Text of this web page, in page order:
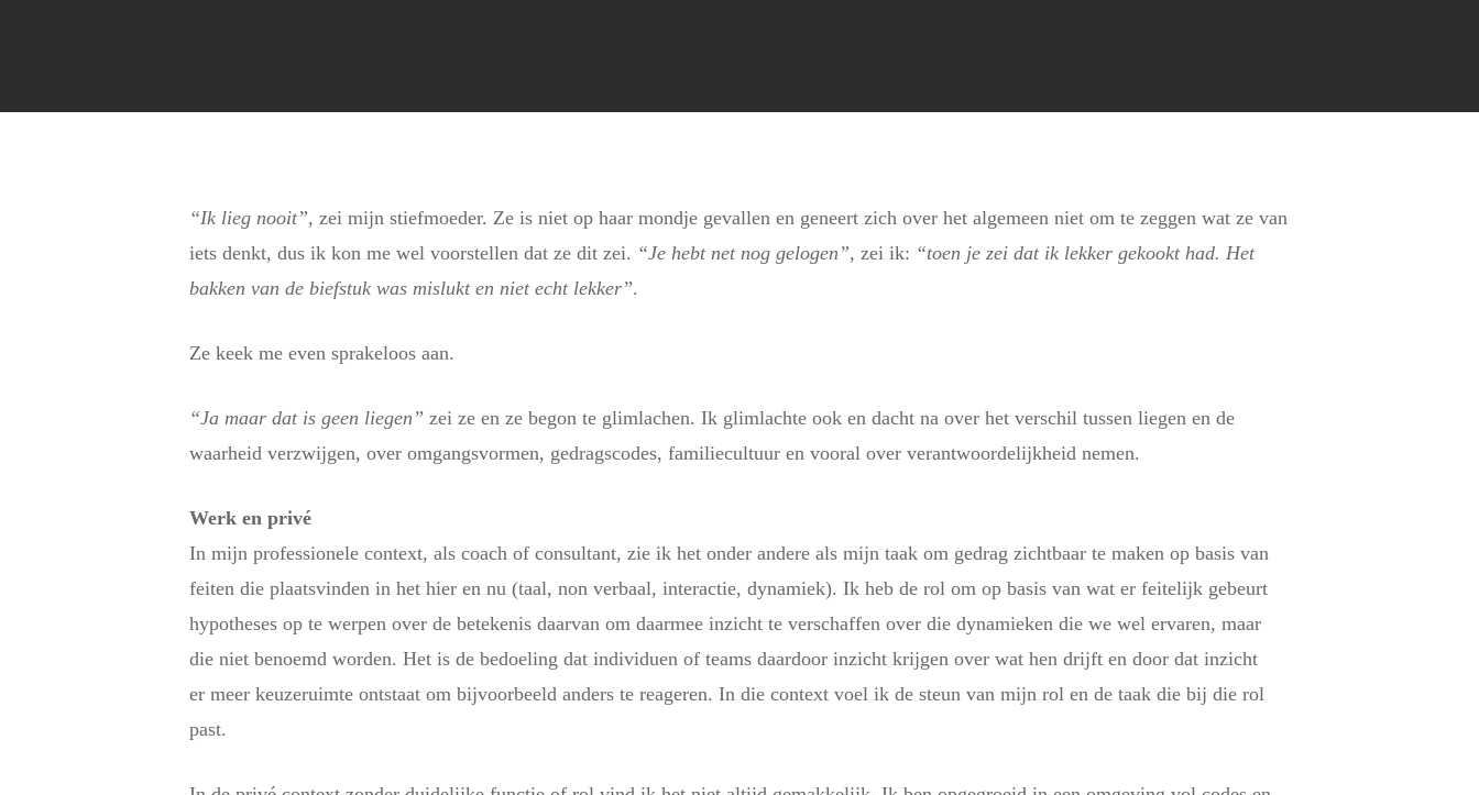
“Ik lieg nooit”, zei mijn stiefmoeder. Ze is niet op haar mondje gevallen en geneert zich over het algemeen niet om te zeggen wat ze van
iets denkt, dus ik kon me wel voorstellen dat ze dit zei. “Je hebt net nog gelogen”, zei ik: “toen je zei dat ik lekker gekookt had. Het
bakken van de biefstuk was mislukt en niet echt lekker”.
Ze keek me even sprakeloos aan.
“Ja maar dat is geen liegen” zei ze en ze begon te glimlachen. Ik glimlachte ook en dacht na over het verschil tussen liegen en de
waarheid verzwijgen, over omgangsvormen, gedragscodes, familiecultuur en vooral over verantwoordelijkheid nemen.
Werk en privé
In mijn professionele context, als coach of consultant, zie ik het onder andere als mijn taak om gedrag zichtbaar te maken op basis van
feiten die plaatsvinden in het hier en nu (taal, non verbaal, interactie, dynamiek). Ik heb de rol om op basis van wat er feitelijk gebeurt
hypotheses op te werpen over de betekenis daarvan om daarmee inzicht te verschaffen over die dynamieken die we wel ervaren, maar
die niet benoemd worden. Het is de bedoeling dat individuen of teams daardoor inzicht krijgen over wat hen drijft en door dat inzicht
er meer keuzeruimte ontstaat om bijvoorbeeld anders te reageren. In die context voel ik de steun van mijn rol en de taak die bij die rol
past.